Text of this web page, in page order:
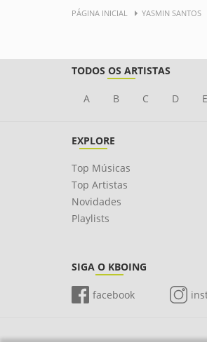
PÁGINA INICIAL YASMIN SANTOS
TODOS OS ARTISTAS
A B C D E
EXPLORE
Top Músicas
Top Artistas
Novidades
Playlists
SIGA O KBOING
facebook